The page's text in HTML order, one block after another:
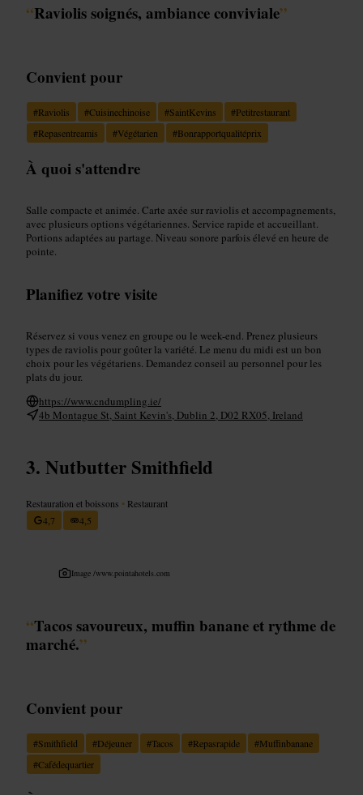
“Raviolis soignés, ambiance conviviale”
Convient pour
#Raviolis #Cuisinechinoise #SaintKevins #Petitrestaurant
#Repasentreamis #Végétarien #Bonrapportqualitéprix
À quoi s'attendre
Salle compacte et animée. Carte axée sur raviolis et accompagnements,
avec plusieurs options végétariennes. Service rapide et accueillant.
Portions adaptées au partage. Niveau sonore parfois élevé en heure de
pointe.
Planifiez votre visite
Réservez si vous venez en groupe ou le week-end. Prenez plusieurs
types de raviolis pour goûter la variété. Le menu du midi est un bon
choix pour les végétariens. Demandez conseil au personnel pour les
plats du jour.
https://www.cndumpling.ie/
4b Montague St, Saint Kevin's, Dublin 2, D02 RX05, Ireland
Nutbutter Smithfield
Restauration et boissons • Restaurant
4,7
4,5
Image /www.pointahotels.com
“Tacos savoureux, muffin banane et rythme de
marché.”
Convient pour
#Smithfield #Déjeuner #Tacos #Repasrapide #Muffinbanane
#Cafédequartier